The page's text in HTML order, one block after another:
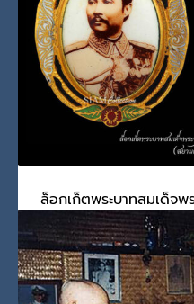
ล็อกเก็ตพระบาทสมเด็จพ
รัชกาลที่ ๕
วันเสาร์, 18 พฤษภาคม 2024 BY